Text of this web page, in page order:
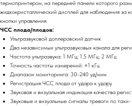
термопринтером, на передней панели которого
жидкокристаллический дисплей для наблюдения за
кнопки управления.
ЧСС плода/плодов:
Ультразвуковой доплеровский датчик
Два независимых ультразвуковых канала для
Частота ультразвука: 1 MГц; 1.5 MГц; 2 MГц
Точность частоты измерений: ±1 кГц
Диапазон мониторинга: 30-240 уд/мин
Регистрация ЧСС плода от удара к удару
Звуковая и визуальная индикация качества
Звуковые и визуальные сигналы тревоги по